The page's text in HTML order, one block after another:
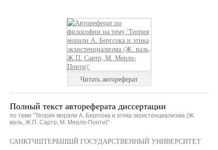
Читать автореферат
Полный текст автореферата диссертации
по теме "Теория морали А. Бергсока и этика экзистенциализма (Ж.
валь, Ж.П. Сартр, М. Мерло-Понти)"
САНКТЧШТЕРБШШЙ ГОСУДАРСТВЕННЫЙ УНИВЕРСИТЕТ